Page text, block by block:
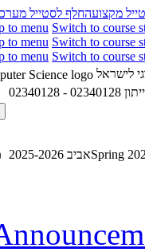
מקצועהחלף לסטייל
to menu Switch to course
to menu Switch to course
to menu Switch to course
אביב 2025-2026Spring